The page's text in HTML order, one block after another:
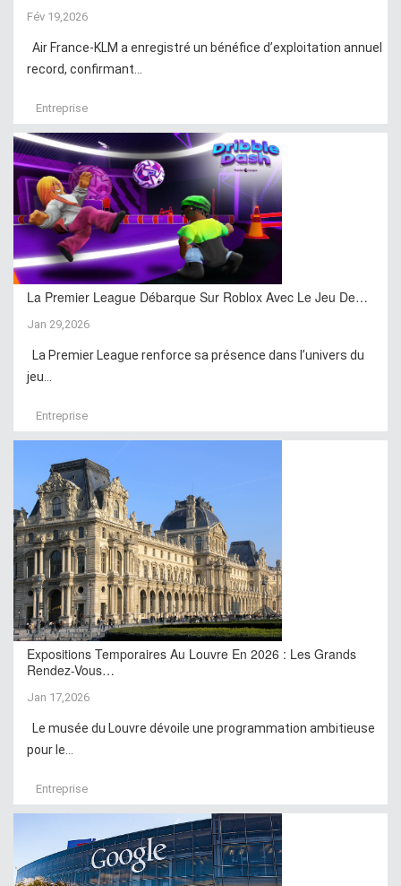
Fév 19,2026
Air France-KLM a enregistré un bénéfice d’exploitation annuel
record, confirmant...
Entreprise
La Premier League Débarque Sur Roblox Avec Le Jeu De…
Jan 29,2026
La Premier League renforce sa présence dans l’univers du
jeu...
Entreprise
Expositions Temporaires Au Louvre En 2026 : Les Grands
Rendez-Vous…
Jan 17,2026
Le musée du Louvre dévoile une programmation ambitieuse
pour le...
Entreprise